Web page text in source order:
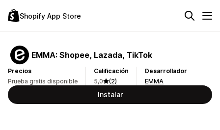
Shopify App Store
EMMA: Shopee, Lazada, TikTok
Precios
Prueba gratis disponible
Calificación
5,0
(2)
Desarrollador
EMMA
Instalar